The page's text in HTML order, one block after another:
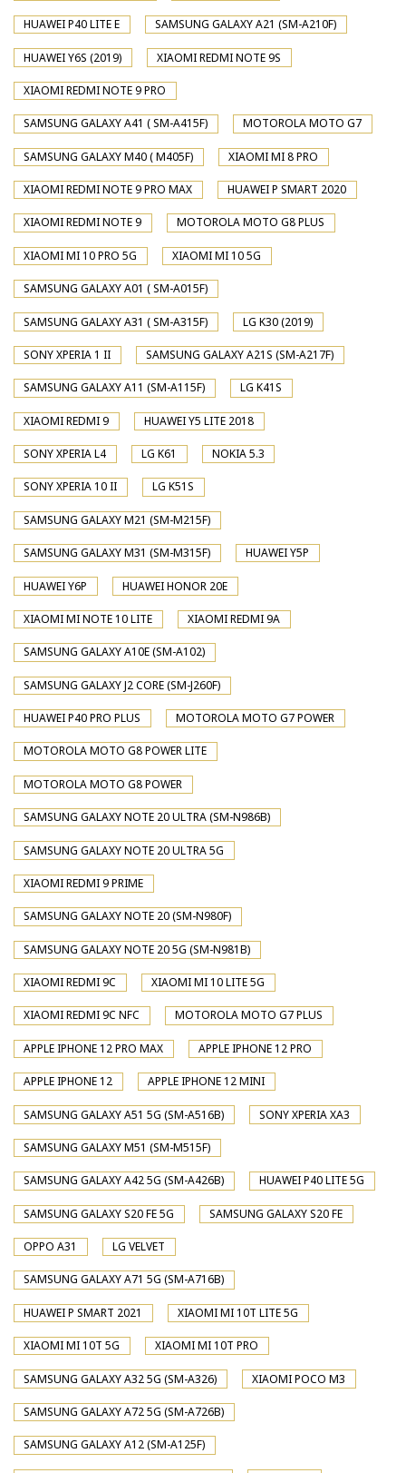
HUAWEI P40 LITE E SAMSUNG GALAXY A21 (SM-A210F)
HUAWEI Y6S (2019) XIAOMI REDMI NOTE 9S
XIAOMI REDMI NOTE 9 PRO
SAMSUNG GALAXY A41 ( SM-A415F) MOTOROLA MOTO G7
SAMSUNG GALAXY M40 ( M405F) XIAOMI MI 8 PRO
XIAOMI REDMI NOTE 9 PRO MAX HUAWEI P SMART 2020
XIAOMI REDMI NOTE 9 MOTOROLA MOTO G8 PLUS
XIAOMI MI 10 PRO 5G XIAOMI MI 10 5G
SAMSUNG GALAXY A01 ( SM-A015F)
SAMSUNG GALAXY A31 ( SM-A315F) LG K30 (2019)
SONY XPERIA 1 II SAMSUNG GALAXY A21S (SM-A217F)
SAMSUNG GALAXY A11 (SM-A115F) LG K41S
XIAOMI REDMI 9 HUAWEI Y5 LITE 2018
SONY XPERIA L4 LG K61 NOKIA 5.3
SONY XPERIA 10 II LG K51S
SAMSUNG GALAXY M21 (SM-M215F)
SAMSUNG GALAXY M31 (SM-M315F) HUAWEI Y5P
HUAWEI Y6P HUAWEI HONOR 20E
XIAOMI MI NOTE 10 LITE XIAOMI REDMI 9A
SAMSUNG GALAXY A10E (SM-A102)
SAMSUNG GALAXY J2 CORE (SM-J260F)
HUAWEI P40 PRO PLUS MOTOROLA MOTO G7 POWER
MOTOROLA MOTO G8 POWER LITE
MOTOROLA MOTO G8 POWER
SAMSUNG GALAXY NOTE 20 ULTRA (SM-N986B)
SAMSUNG GALAXY NOTE 20 ULTRA 5G
XIAOMI REDMI 9 PRIME
SAMSUNG GALAXY NOTE 20 (SM-N980F)
SAMSUNG GALAXY NOTE 20 5G (SM-N981B)
XIAOMI REDMI 9C XIAOMI MI 10 LITE 5G
XIAOMI REDMI 9C NFC MOTOROLA MOTO G7 PLUS
APPLE IPHONE 12 PRO MAX APPLE IPHONE 12 PRO
APPLE IPHONE 12 APPLE IPHONE 12 MINI
SAMSUNG GALAXY A51 5G (SM-A516B) SONY XPERIA XA3
SAMSUNG GALAXY M51 (SM-M515F)
SAMSUNG GALAXY A42 5G (SM-A426B) HUAWEI P40 LITE 5G
SAMSUNG GALAXY S20 FE 5G SAMSUNG GALAXY S20 FE
OPPO A31 LG VELVET
SAMSUNG GALAXY A71 5G (SM-A716B)
HUAWEI P SMART 2021 XIAOMI MI 10T LITE 5G
XIAOMI MI 10T 5G XIAOMI MI 10T PRO
SAMSUNG GALAXY A32 5G (SM-A326) XIAOMI POCO M3
SAMSUNG GALAXY A72 5G (SM-A726B)
SAMSUNG GALAXY A12 (SM-A125F)